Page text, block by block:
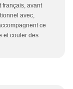
français, avant
avec,
ce
et couler des